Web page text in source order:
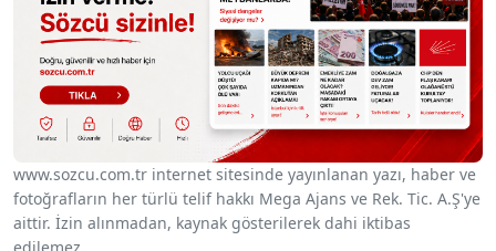
www.sozcu.com.tr internet sitesinde yayınlanan yazı, haber ve
fotoğrafların her türlü telif hakkı Mega Ajans ve Rek. Tic. A.Ş'ye
aittir. İzin alınmadan, kaynak gösterilerek dahi iktibas
edilemez.